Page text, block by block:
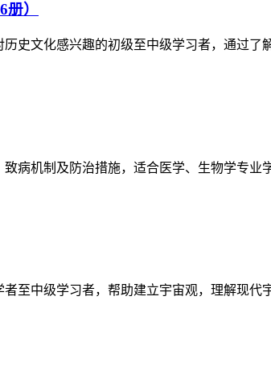
）
史文化感兴趣的初级至中级学习者，通过
病机制及防治措施，适合医学、生物学专
至中级学习者，帮助建立宇宙观，理解现代